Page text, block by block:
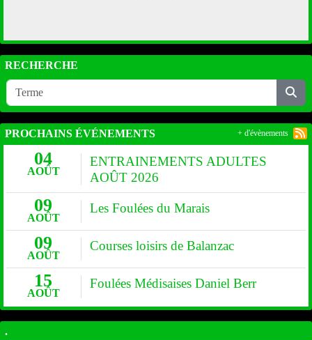
RECHERCHE
PROCHAINS ÉVÉNEMENTS
04
AOÛT
ENTRAINEMENTS ADULTES
AOÛT 2026
09
AOÛT
Les Foulées du Marais
09
AOÛT
Courses loisirs de Balanzac
15
AOÛT
Foulées Médisaises Daniel Berr
+ d'évènements
.